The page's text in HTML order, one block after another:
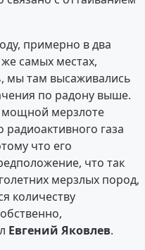
примерно в два
самых местах,
мы там высаживались
по радону выше.
мощной мерзлоте
газа
что его
что так
мерзлых пород,
количеству
Евгений Яковлев.